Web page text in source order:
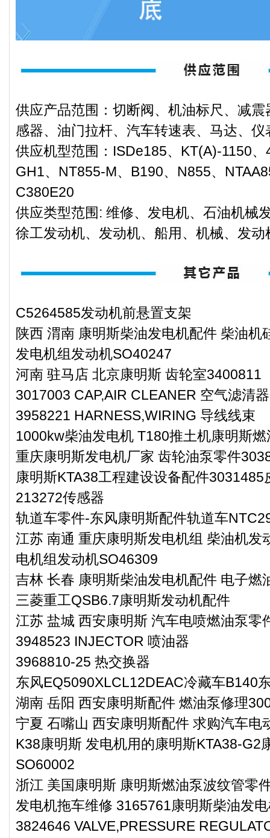
供应产品范围：切断阀、机油标尺、减
感器、油门拉杆、汽车转速表、马达、仪
供应机型范围：ISDe185、KT(A)-1150
GH1、NT855-M、B190、N855、
C380E20
供应类型范围: 维修、发电机、石油机械
徐工发动机、发动机、船用、机械、发动
C5264585发动机前悬置支架
陕西 渭南 康明斯柴油发电机配件 柴油机
发电机组发动机SO40247
河南 驻马店 北京康明斯 齿轮室3400811
3017003 CAP,AIR CLEANER 空气滤清
3958221 HARNESS,WIRING 导线线束
1000kw柴油发电机 T180推土机康明斯燃
重庆康明斯发电机厂家 齿轮油泵零件
康明斯KTA38工程建设设备配件3031485
213272传感器
轨道车零件-东风康明斯配件轨道车
江苏 南通 重庆康明斯发电机组 柴油机发
电机组发动机SO46309
吉林 长春 康明斯柴油发电机配件 电子燃
三菱重工QSB6.7康明斯发动机配件
江苏 盐城 西安康明斯 汽车电喷燃油泵零
3948523 INJECTOR 喷油器
3968810-25 热交换器
东风EQ5090XLCL12DEAC冷藏车B140
湖南 岳阳 西安康明斯配件 燃油泵修理
宁夏 石嘴山 西安康明斯配件 求购汽车电
K38康明斯 发电机用的康明斯KTA38-G2
SO60002
浙江 美国康明斯 康明斯燃油泵波纹管零
发电机拖车维修 3165761康明斯柴油发
3824646 VALVE,PRESSURE